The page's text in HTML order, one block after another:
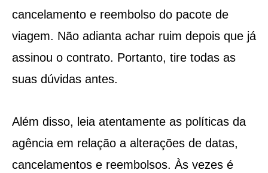
cancelamento e reembolso do pacote de
viagem. Não adianta achar ruim depois que já
assinou o contrato. Portanto, tire todas as
suas dúvidas antes.
Além disso, leia atentamente as políticas da
agência em relação a alterações de datas,
cancelamentos e reembolsos. Às vezes é